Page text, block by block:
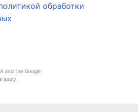
обработки
and the Google
apply.